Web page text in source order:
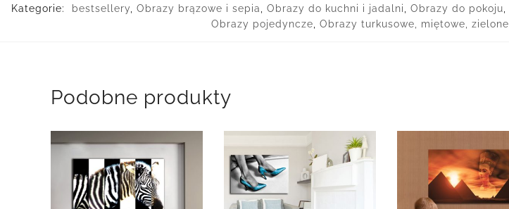
Kategorie:
bestsellery, Obrazy brązowe i sepia, Obrazy do kuchni i jadalni, Obrazy do pokoju,
Obrazy pojedyncze, Obrazy turkusowe, miętowe, zielone
Podobne produkty